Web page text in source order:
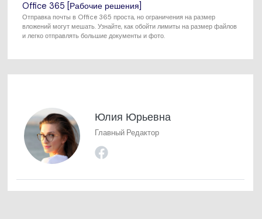
Office 365 [Рабочие решения]
Отправка почты в Office 365 проста, но ограничения на размер
вложений могут мешать. Узнайте, как обойти лимиты на размер файлов
и легко отправлять большие документы и фото.
Юлия Юрьевна
Главный Редактор